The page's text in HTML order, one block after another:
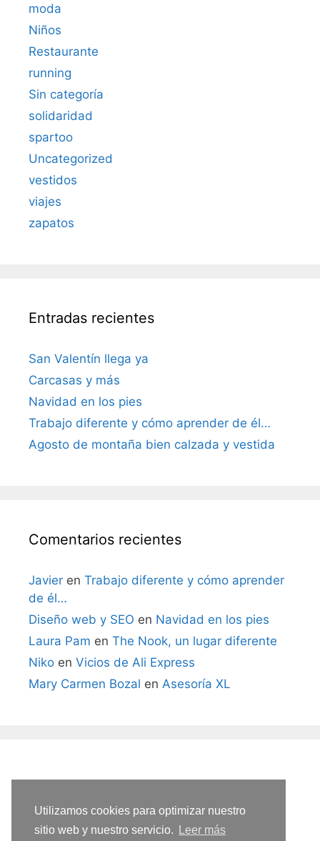
Utilizamos cookies para optimizar nuestro
sitio web y nuestro servicio.
Leer más
moda
Niños
Restaurante
running
Sin categoría
solidaridad
spartoo
Uncategorized
vestidos
viajes
zapatos
Entradas recientes
San Valentín llega ya
Carcasas y más
Navidad en los pies
Trabajo diferente y cómo aprender de él…
Agosto de montaña bien calzada y vestida
Comentarios recientes
Javier en Trabajo diferente y cómo aprender
de él…
Diseño web y SEO en Navidad en los pies
Laura Pam en The Nook, un lugar diferente
Niko en Vicios de Ali Express
Mary Carmen Bozal en Asesoría XL